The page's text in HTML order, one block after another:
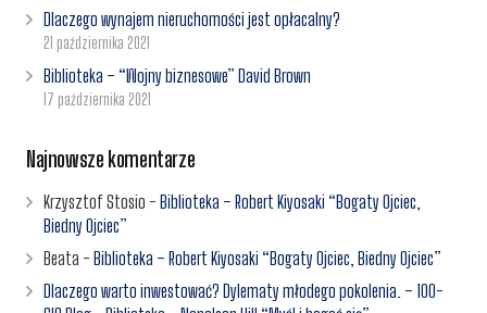
Dlaczego wynajem nieruchomości jest opłacalny?
21 października 2021
Biblioteka – “Wojny biznesowe” David Brown
17 października 2021
Najnowsze komentarze
Krzysztof Stosio - Biblioteka – Robert Kiyosaki “Bogaty Ojciec,
Biedny Ojciec”
Beata - Biblioteka – Robert Kiyosaki “Bogaty Ojciec, Biedny Ojciec”
Dlaczego warto inwestować? Dylematy młodego pokolenia. – 100-